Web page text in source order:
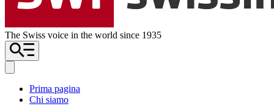
The Swiss voice in the world since 1935
Prima pagina
Chi siamo